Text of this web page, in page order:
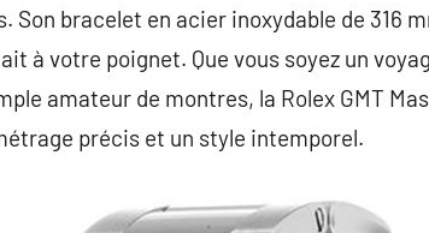
Son bracelet en acier inoxydable de 316
à votre poignet. Que vous soyez un
amateur de montres, la Rolex GMT
précis et un style intemporel.